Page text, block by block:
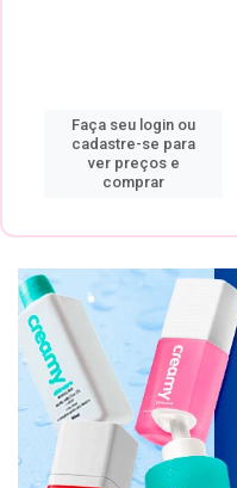
Faça seu login ou
cadastre-se para
ver preços e
comprar